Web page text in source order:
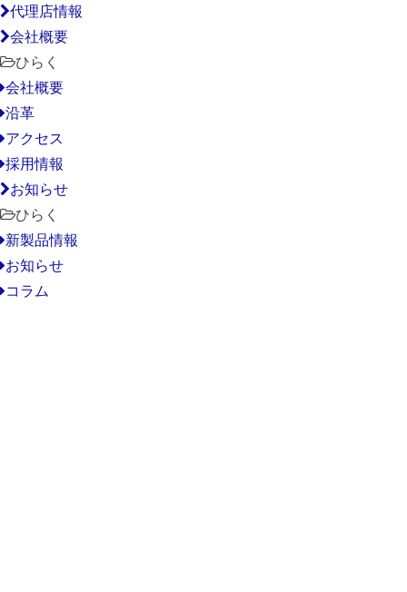
代理店情報
会社概要
ひらく
会社概要
沿革
アクセス
採用情報
お知らせ
ひらく
新製品情報
お知らせ
コラム